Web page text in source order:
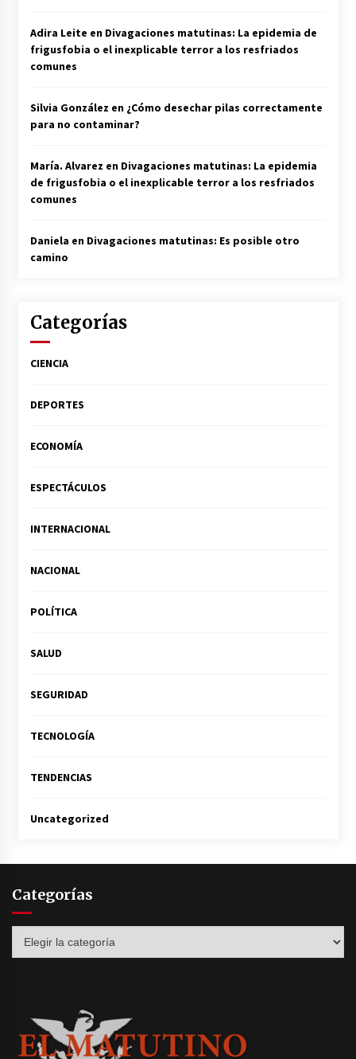
Adira Leite en Divagaciones matutinas: La epidemia de
frigusfobia o el inexplicable terror a los resfriados
comunes
Silvia González en ¿Cómo desechar pilas correctamente
para no contaminar?
María. Alvarez en Divagaciones matutinas: La epidemia
de frigusfobia o el inexplicable terror a los resfriados
comunes
Daniela en Divagaciones matutinas: Es posible otro
camino
Categorías
CIENCIA
DEPORTES
ECONOMÍA
ESPECTÁCULOS
INTERNACIONAL
NACIONAL
POLÍTICA
SALUD
SEGURIDAD
TECNOLOGÍA
TENDENCIAS
Uncategorized
Categorías